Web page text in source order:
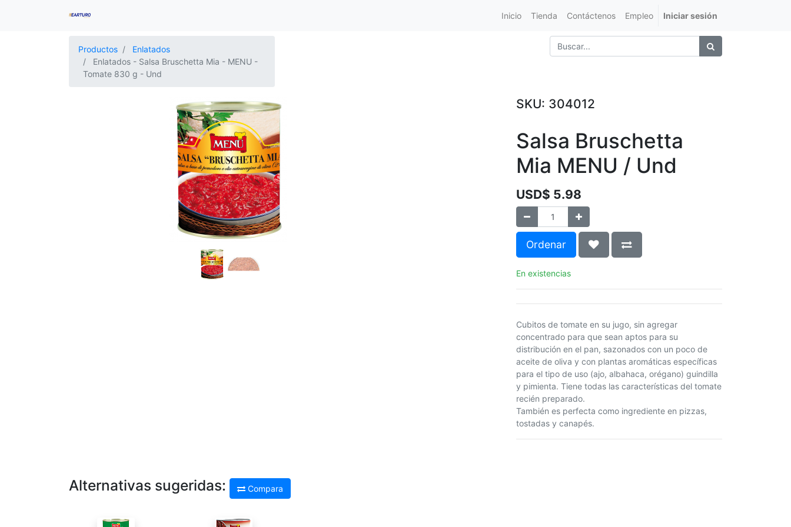
Inicio Tienda Contáctenos Empleo Iniciar sesión
Productos
Enlatados
Enlatados - Salsa Bruschetta Mia - MENU -
Tomate 830 g - Und
SKU: 304012
Salsa Bruschetta
Mia MENU / Und
USD$ 5.98
Ordenar
En existencias
Cubitos de tomate en su jugo, sin agregar
concentrado para que sean aptos para su
distribución en el pan, sazonados con un poco de
aceite de oliva y con plantas aromáticas específicas
para el tipo de uso (ajo, albahaca, orégano) guindilla
y pimienta. Tiene todas las características del tomate
recién preparado.
También es perfecta como ingrediente en pizzas,
tostadas y canapés.
Alternativas sugeridas: Compara